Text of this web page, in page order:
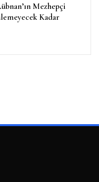
Mezhepçi
Kadar